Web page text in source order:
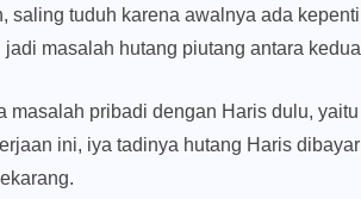
saling tuduh karena awalnya ada
masalah hutang piutang antara
masalah pribadi dengan Haris dulu,
ini, iya tadinya hutang Haris